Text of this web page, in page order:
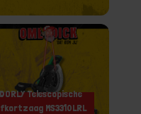
DORLY Telescopische
MS3310LRL